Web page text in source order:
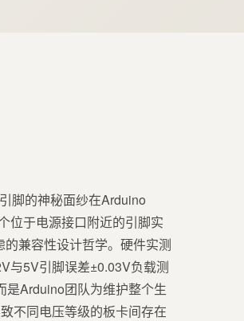
脚的神秘面纱在Arduino
位于电源接口附近的引脚实
兼容性设计哲学。硬件实测
与5V引脚误差±0.03V负载测
Arduino团队为维护整个生
不同电压等级的板卡间存在